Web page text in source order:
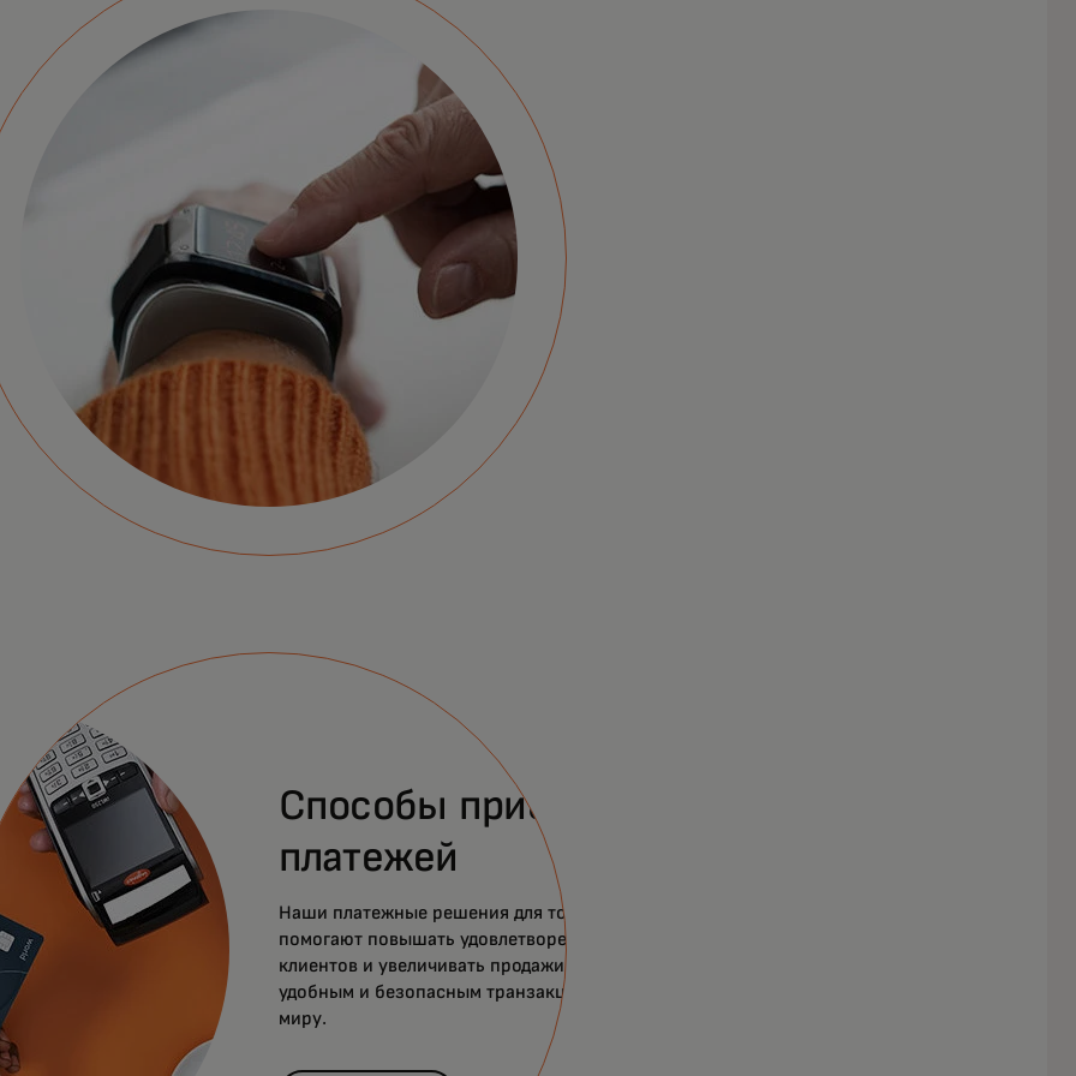
Способы приема
платежей
Наши платежные решения для торговых точек
помогают повышать удовлетворенность
клиентов и увеличивать продажи благодаря
удобным и безопасным транзакциям по всему
миру.